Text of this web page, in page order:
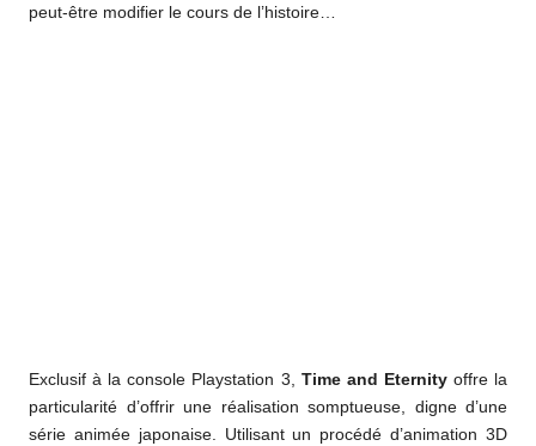
peut-être modifier le cours de l’histoire…
Exclusif à la console Playstation 3, Time and Eternityoffre la
particularité d’offrir une réalisation somptueuse, digne d’une
série animée japonaise. Utilisant un procédé d’animation 3D